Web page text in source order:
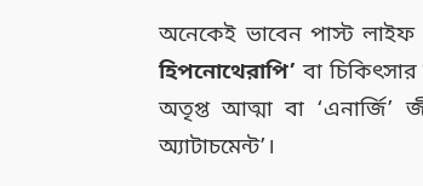
অনেকেই ভাবেন পাস্ট লাইফ
হিপনোথেরাপি’ বা
অতৃপ্ত আত্মা বা ‘এনার্জি’
অ্যাটাচমেন্ট’।